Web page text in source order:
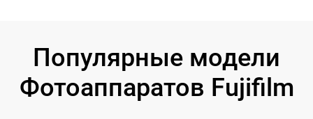
Популярные модели
Фотоаппаратов Fujifilm